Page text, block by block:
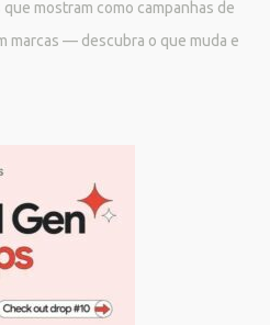
mostram como campanhas de
marcas — descubra o que muda e